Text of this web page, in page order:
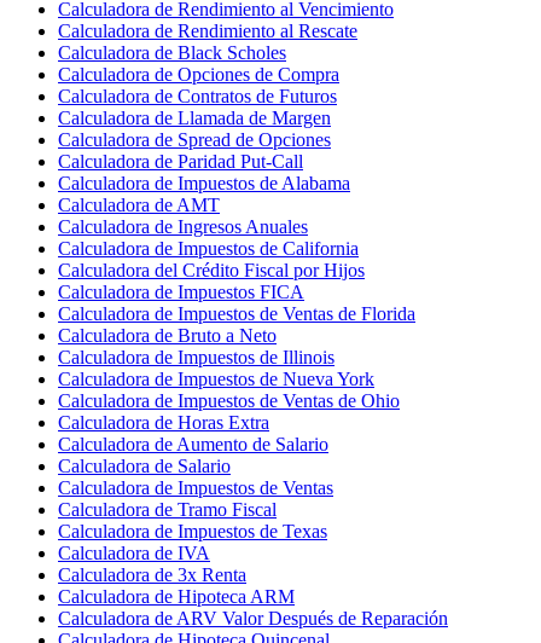
Calculadora de Rendimiento al Vencimiento
Calculadora de Rendimiento al Rescate
Calculadora de Black Scholes
Calculadora de Opciones de Compra
Calculadora de Contratos de Futuros
Calculadora de Llamada de Margen
Calculadora de Spread de Opciones
Calculadora de Paridad Put-Call
Calculadora de Impuestos de Alabama
Calculadora de AMT
Calculadora de Ingresos Anuales
Calculadora de Impuestos de California
Calculadora del Crédito Fiscal por Hijos
Calculadora de Impuestos FICA
Calculadora de Impuestos de Ventas de Florida
Calculadora de Bruto a Neto
Calculadora de Impuestos de Illinois
Calculadora de Impuestos de Nueva York
Calculadora de Impuestos de Ventas de Ohio
Calculadora de Horas Extra
Calculadora de Aumento de Salario
Calculadora de Salario
Calculadora de Impuestos de Ventas
Calculadora de Tramo Fiscal
Calculadora de Impuestos de Texas
Calculadora de IVA
Calculadora de 3x Renta
Calculadora de Hipoteca ARM
Calculadora de ARV Valor Después de Reparación